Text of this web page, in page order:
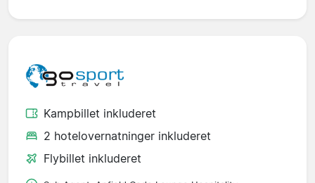
Kampbillet inkluderet
2 hotelovernatninger inkluderet
Flybillet inkluderet